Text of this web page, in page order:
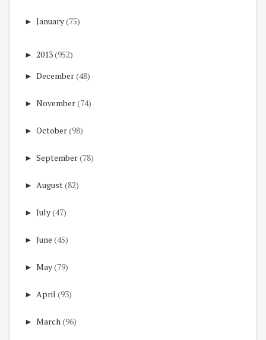
► January(75)
► 2013(952)
► December(48)
► November(74)
► October(98)
► September(78)
► August(82)
► July(47)
► June (45)
► May(79)
► April (93)
► March (96)